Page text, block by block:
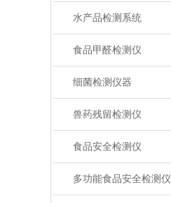
水产品检测系统
食品甲醛检测仪
细菌检测仪器
兽药残留检测仪
食品安全检测仪
多功能食品安全检测仪